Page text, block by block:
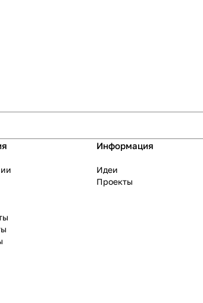
Информация
Идеи
Проекты